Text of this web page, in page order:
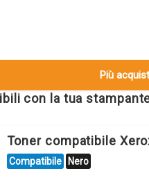
Più
con la tua
Toner compatibile
Compatibile Nero